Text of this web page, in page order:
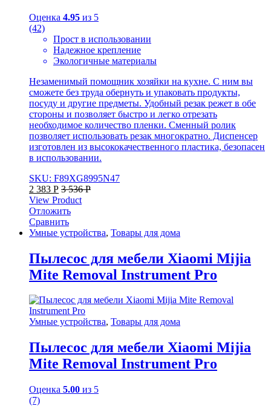
Оценка 4.95 из 5
(42)
Прост в использовании
Надежное крепление
Экологичные материалы
Незаменимый помощник хозяйки на кухне. С ним вы
сможете без труда обернуть и упаковать продукты,
посуду и другие предметы. Удобный резак режет в обе
стороны и позволяет быстро и легко отрезать
необходимое количество пленки. Сменный ролик
позволяет использовать резак многократно. Диспенсер
изготовлен из высококачественного пластика, безопасен
в использовании.
SKU: F89XG8995N47
2 383 Р 3 536Р
View Product
Отложить
Сравнить
Умные устройства, Товары для дома
Пылесос для мебели Xiaomi Mijia
Mite Removal Instrument Pro
Умные устройства, Товары для дома
Пылесос для мебели Xiaomi Mijia
Mite Removal Instrument Pro
Оценка 5.00 из 5
(7)